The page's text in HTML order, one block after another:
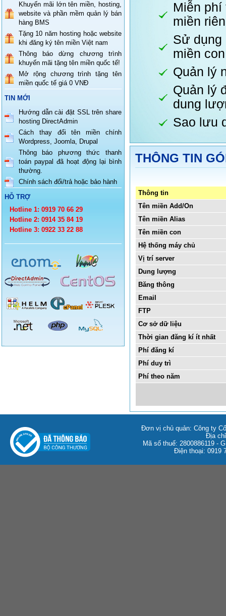
Khuyến mãi lớn tên miền, hosting,
website và phần mềm quản lý bán
hàng BMS
Tặng 10 năm hosting hoặc website
khi đăng ký tên miền Việt nam
Thông báo dừng chương trình
khuyến mãi tặng tên miền quốc tế!
Mở rộng chương trình tặng tên
miền quốc tế giá 0 VNĐ
TIN MỚI
Hướng dẫn cài đặt SSL trên share
hosting DirectAdmin
Cách thay đổi tên miền chính
Wordpress, Joomla, Drupal
Thông báo phương thức thanh
toán paypal đã hoạt động lại bình
thường.
Chính sách đổi/trả hoặc bảo hành
HỖ TRỢ
Hotline 1: 0919 70 66 29
Hotline 2: 0914 35 84 19
Hotline 3: 0922 33 22 88
Miễn
miền
Sử dụng
miền
Quản lý
Quản lý
dung
Sao lưu
THÔNG TIN
Thông tin
Tên miền Add/On
Tên miền Alias
Tên miền con
Hệ thống máy chủ
Vị trí server
Dung lượng
Băng thông
Email
FTP
Cơ sở dữ liệu
Thời gian đăng kí ít nhất
Phí đăng kí
Phí duy trì
Phí theo năm
Đơn vị chủ quản: Công ty
Địa
Mã số thuế: 2800886119 -
Điện thoại: 0919